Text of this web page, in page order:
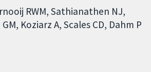
RWM Sathianathen NJ
Koziarz A Scales CD Dahm P